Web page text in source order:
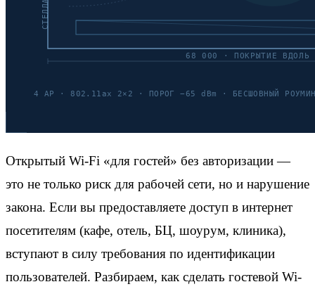
Открытый Wi-Fi «для гостей» без авторизации —
это не только риск для рабочей сети, но и нарушение
закона. Если вы предоставляете доступ в интернет
посетителям (кафе, отель, БЦ, шоурум, клиника),
вступают в силу требования по идентификации
пользователей. Разбираем, как сделать гостевой Wi-